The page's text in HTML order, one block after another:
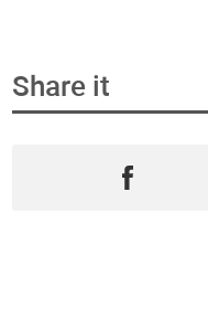
Share it